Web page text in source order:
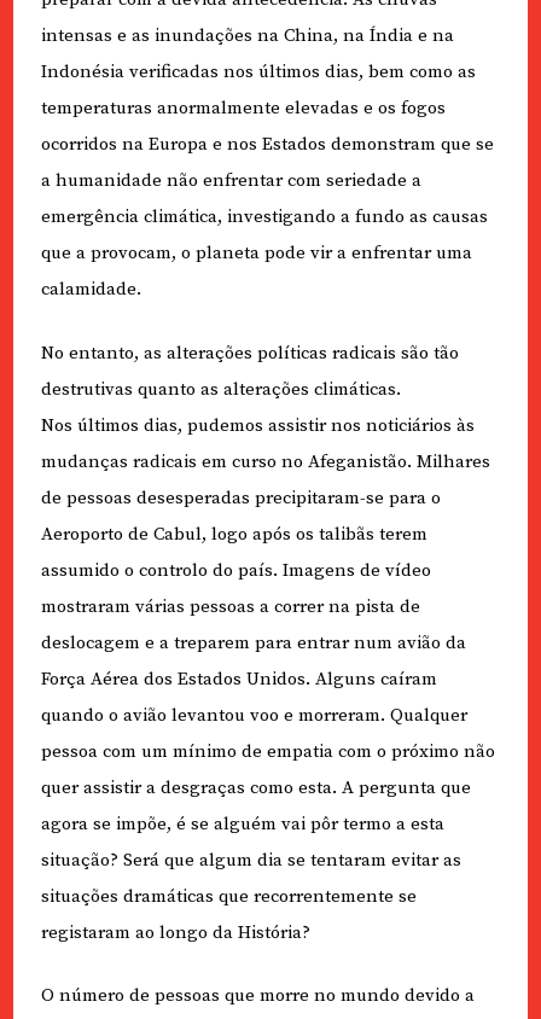
intensas e as inundações na China, na Índia e na
Indonésia verificadas nos últimos dias, bem como as
temperaturas anormalmente elevadas e os fogos
ocorridos na Europa e nos Estados demonstram que se
a humanidade não enfrentar com seriedade a
emergência climática, investigando a fundo as causas
que a provocam, o planeta pode vir a enfrentar uma
calamidade.
No entanto, as alterações políticas radicais são tão
destrutivas quanto as alterações climáticas.
Nos últimos dias, pudemos assistir nos noticiários às
mudanças radicais em curso no Afeganistão. Milhares
de pessoas desesperadas precipitaram-se para o
Aeroporto de Cabul, logo após os talibãs terem
assumido o controlo do país. Imagens de vídeo
mostraram várias pessoas a correr na pista de
deslocagem e a treparem para entrar num avião da
Força Aérea dos Estados Unidos. Alguns caíram
quando o avião levantou voo e morreram. Qualquer
pessoa com um mínimo de empatia com o próximo não
quer assistir a desgraças como esta. A pergunta que
agora se impõe, é se alguém vai pôr termo a esta
situação? Será que algum dia se tentaram evitar as
situações dramáticas que recorrentemente se
registaram ao longo da História?
O número de pessoas que morre no mundo devido a